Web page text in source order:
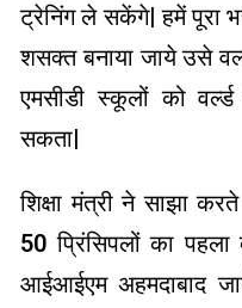
ट्रेनिंग ले सकेंगे| हमें पूरा
शसक्त बनाया जाये उसे
एमसीडी स्कूलों को
सकता|
शिक्षा मंत्री ने साझा
50 प्रिंसिपलों का
आईआईएम अहमदाबाद